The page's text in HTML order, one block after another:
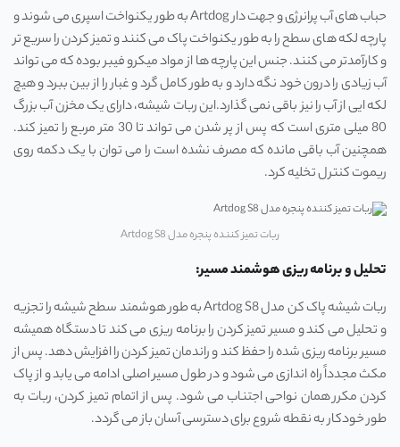
حباب‌ های آب پرانرژی و جهت دار Artdog به طور یکنواخت اسپری می ‌شوند و
پارچه لکه‌ های سطح را به طور یکنواخت پاک می ‌کنند و تمیز کردن را سریع ‌تر
و کارآمدتر می‌ کنند. جنس این پارچه ها از مواد میکرو فیبر بوده که می تواند
آب زیادی را درون خود نگه دارد و به طور کامل گرد و غبار را از بین ببرد و هیچ
لکه ایی از آب را نیز باقی نمی گذارد.این ربات شیشه، دارای یک مخزن آب بزرگ
80 میلی متری است که پس از پر شدن می تواند تا 30 متر مربع را تمیز کند.
همچنین آب باقی مانده که مصرف نشده است را می توان با یک دکمه روی
ریموت کنترل تخلیه کرد.
ربات تمیز کننده پنجره مدل Artdog S8
تحلیل و برنامه ریزی هوشمند مسیر:
ربات شیشه پاک کن مدل Artdog S8 به طور هوشمند سطح شیشه را تجزیه
و تحلیل می کند و مسیر تمیز کردن را برنامه ریزی می کند تا دستگاه همیشه
مسیر برنامه ریزی شده را حفظ کند و راندمان تمیز کردن را افزایش دهد. پس از
مکث مجدداً راه اندازی می شود و در طول مسیر اصلی ادامه می یابد و از پاک
کردن مکرر همان نواحی اجتناب می شود. پس از اتمام تمیز کردن، ربات به
طور خودکار به نقطه شروع برای دسترسی آسان باز می گردد.